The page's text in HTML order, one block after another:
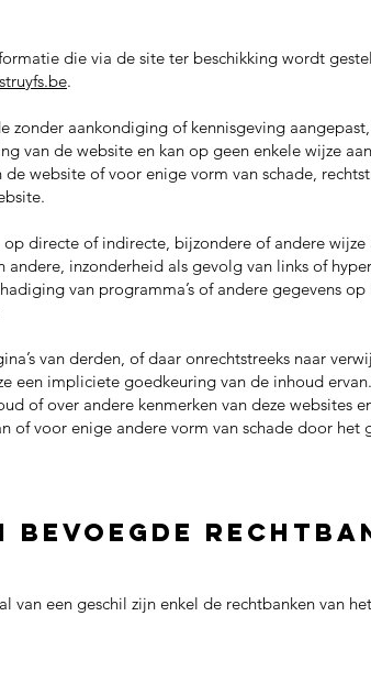
die via de site ter beschikking wordt
.
zonder aankondiging of kennisgeving
van de website en kan op geen enkele wijze
website of voor enige vorm van schade,
directe of indirecte, bijzondere of andere
inzonderheid als gevolg van links of
van programma’s of andere gegevens
van derden, of daar onrechtstreeks naar
een impliciete goedkeuring van de inhoud
of over andere kenmerken van deze websites
of voor enige andere vorm van schade door het
van een geschil zijn enkel de rechtbanken van